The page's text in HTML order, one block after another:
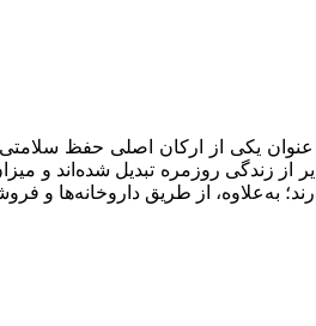
عنوان یکی از ارکان اصلی حفظ
از زندگی روزمره تبدیل شده‌اند و
به‌علاوه، از طریق داروخانه‌ها و